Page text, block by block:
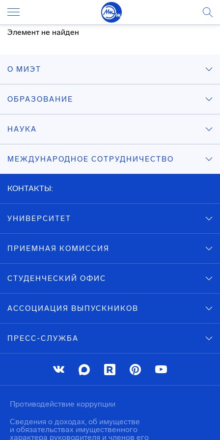
Элемент не найден
О МИЭТ
ОБРАЗОВАНИЕ
НАУКА
МЕЖДУНАРОДНОЕ СОТРУДНИЧЕСТВО
КОНТАКТЫ:
УНИВЕРСИТЕТ
ПРИЕМНАЯ КОМИССИЯ
СТУДЕНЧЕСКИЙ ОФИС
АССОЦИАЦИЯ ВЫПУСКНИКОВ
ПРЕСС-СЛУЖБА
Противодействие коррупции
Сведения о доходах, об имуществе
и обязательствах имущественного
характера руководителя и членов его